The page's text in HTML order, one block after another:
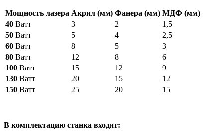
Мощность лазера Акрил (мм) Фанера (мм) МДФ (мм)
40 Ватт 3 2
1,5
50 Ватт 5 4
2,5
60 Ватт 8 5
3
80 Ватт 12 8
6
100 Ватт 15 12
9
130 Ватт 20 15
12
150 Ватт 25 20 15
В комплектацию станка входит: